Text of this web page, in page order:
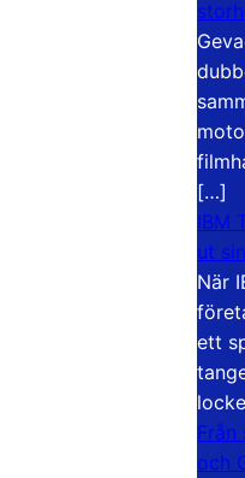
[…]
IBM
ut
När
ett
Från
och